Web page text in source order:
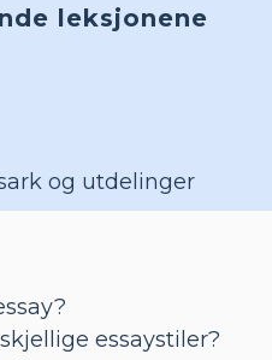
leksjonene
og utdelinger
essaystiler?